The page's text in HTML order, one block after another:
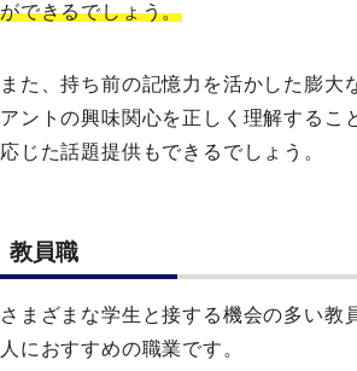
ができるでしょう。
また、持ち前の記憶力を活かした膨大
アントの興味関心を正しく理解するこ
応じた話題提供もできるでしょう。
教員職
さまざまな学生と接する機会の多い教
人におすすめの職業です。